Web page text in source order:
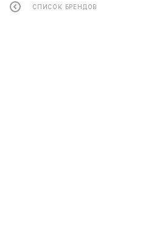
СПИСОК БРЕНДОВ